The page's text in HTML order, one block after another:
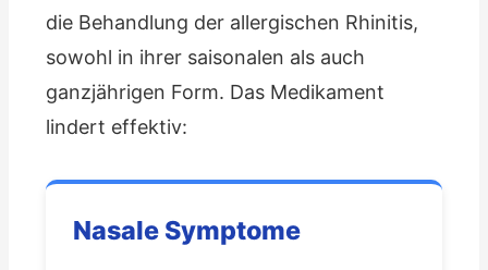
die Behandlung der allergischen Rhinitis,
sowohl in ihrer saisonalen als auch
ganzjährigen Form. Das Medikament
lindert effektiv:
Nasale Symptome